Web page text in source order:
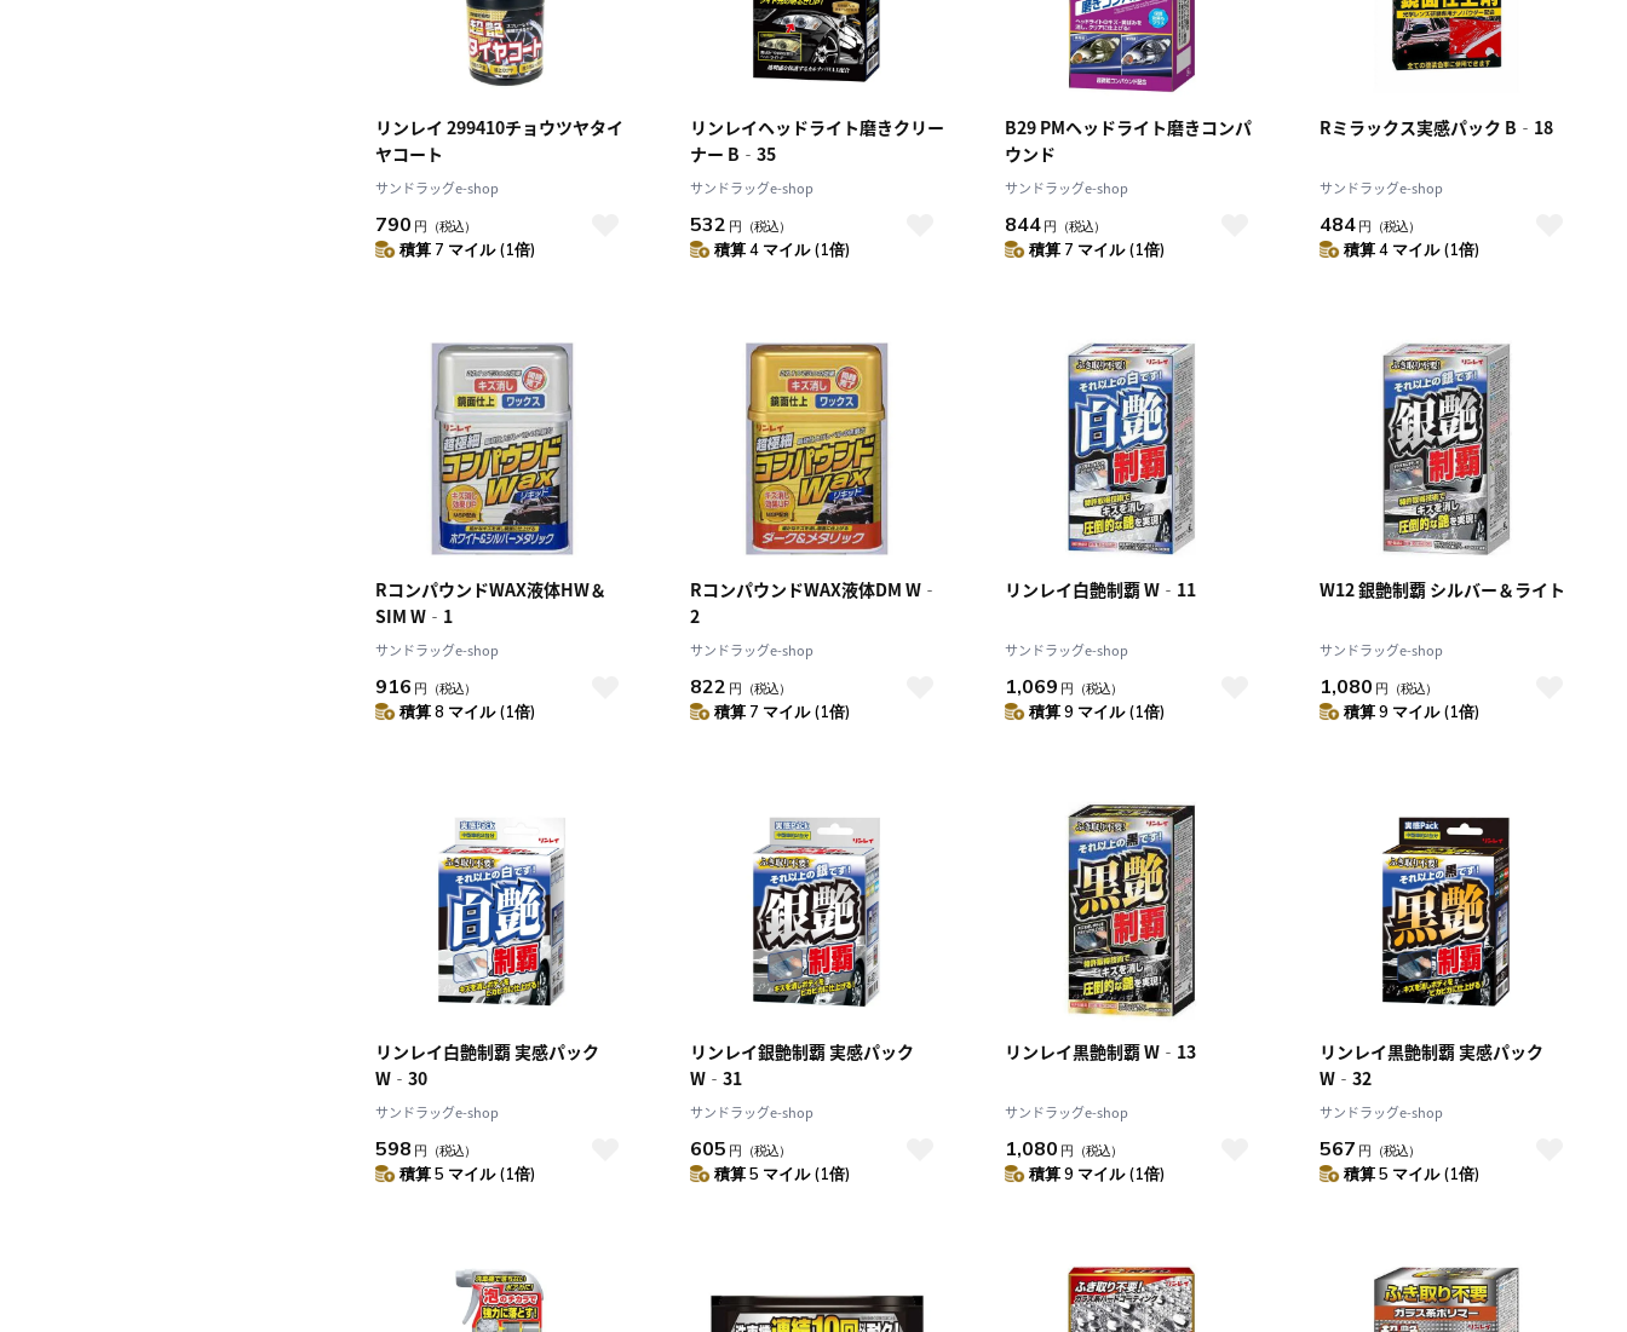
リンレイ 299410チョウツヤタイ
ヤコート
サンドラッグe-shop
790 円 （税込）
積算 7 マイル (1倍)
リンレイヘッドライト磨きクリー
ナー B‐35
サンドラッグe-shop
532 円 （税込）
積算 4 マイル (1倍)
B29 PMヘッドライト磨きコンパ
ウンド
サンドラッグe-shop
844 円 （税込）
積算 7 マイル (1倍)
Rミラックス実感パック B‐18
サンドラッグe-shop
484 円 （税込）
積算 4 マイル (1倍)
RコンパウンドWAX液体HW＆
SIM W‐1
サンドラッグe-shop
916 円 （税込）
積算 8 マイル (1倍)
RコンパウンドWAX液体DM W‐
2
サンドラッグe-shop
822 円 （税込）
積算 7 マイル (1倍)
リンレイ白艶制覇 W‐11
サンドラッグe-shop
1,069 円 （税込）
積算 9 マイル (1倍)
W12 銀艶制覇 シルバー＆ライト
サンドラッグe-shop
1,080 円 （税込）
積算 9 マイル (1倍)
リンレイ白艶制覇 実感パック
W‐30
サンドラッグe-shop
598 円 （税込）
積算 5 マイル (1倍)
リンレイ銀艶制覇 実感パック
W‐31
サンドラッグe-shop
605 円 （税込）
積算 5 マイル (1倍)
リンレイ黒艶制覇 W‐13
サンドラッグe-shop
1,080 円 （税込）
積算 9 マイル (1倍)
リンレイ黒艶制覇 実感パック
W‐32
サンドラッグe-shop
567 円 （税込）
積算 5 マイル (1倍)